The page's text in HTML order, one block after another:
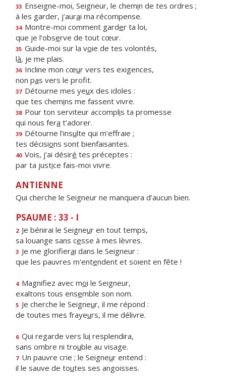
33 Enseigne-moi, Seigneur, le chemin de tes ordres ;
à les garder, j’aurai ma récompense.
34 Montre-moi comment garder ta loi,
que je l’observe de tout cœur.
35 Guide-moi sur la voie de tes volontés,
là, je me plais.
36 Incline mon cœur vers tes exigences,
non pas vers le profit.
37 Détourne mes yeux des idoles :
que tes chemins me fassent vivre.
38 Pour ton serviteur accomplis ta promesse
qui nous fera t’adorer.
39 Détourne l’insulte qui m’effraie ;
tes décisions sont bienfaisantes.
40 Vois, j’ai désiré tes préceptes :
par ta justice fais-moi vivre.
ANTIENNE
Qui cherche le Seigneur ne manquera d’aucun bien.
PSAUME : 33 - I
2 Je bénirai le Seigneur en tout temps,
sa louange sans cesse à mes lèvres.
3 Je me glorifierai dans le Seigneur :
que les pauvres m'entendent et soient en fête !
4 Magnifiez avec moi le Seigneur,
exaltons tous ensemble son nom.
5 Je cherche le Seigneur, il me répond :
de toutes mes frayeurs, il me délivre.
6 Qui regarde vers lui resplendira,
sans ombre ni trouble au visage.
7 Un pauvre crie ; le Seigneur entend :
il le sauve de toutes ses angoisses.